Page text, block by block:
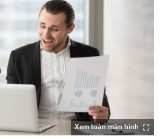
Xem toàn màn hình